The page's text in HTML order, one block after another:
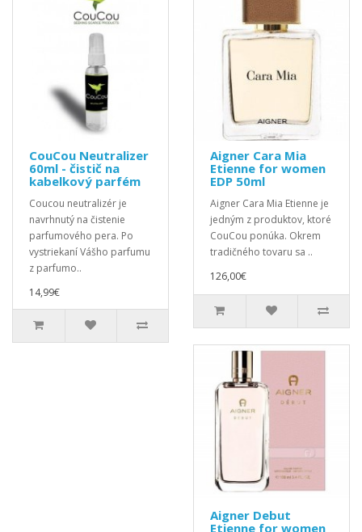
CouCou Neutralizer
60ml - čistič na
kabelkový parfém
Coucou neutralizér je
navrhnutý na čistenie
parfumového pera. Po
vystriekaní Vášho parfumu
z parfumo..
14,99€
Aigner Cara Mia
Etienne for women
EDP 50ml
Aigner Cara Mia Etienne je
jedným z produktov, ktoré
CouCou ponúka. Okrem
tradičného tovaru sa ..
126,00€
Aigner Debut
Etienne for women